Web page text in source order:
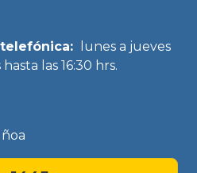
lunes a jueves
las 16:30 hrs.